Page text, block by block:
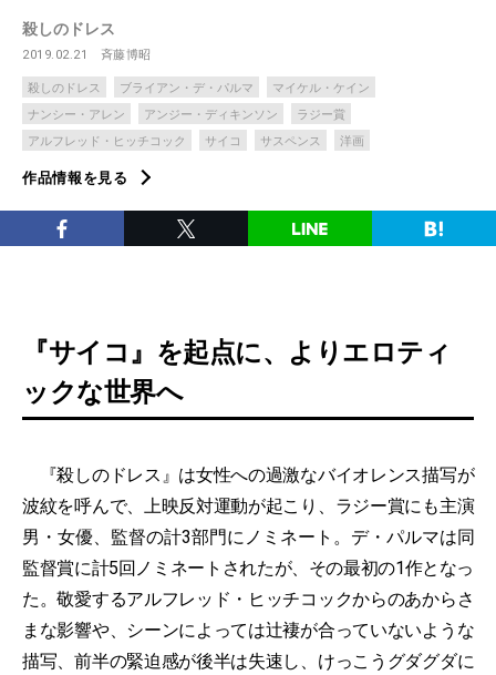
殺しのドレス
2019.02.21 斉藤博昭
殺しのドレス ブライアン・デ・パルマ
マイケル・ケイン
ナンシー・アレン
アンジー・ディキンソン
ラジー賞
アルフレッド・ヒッチコック
サイコ サスペンス 洋画
作品情報を見る
『サイコ』を起点に、よりエロティ
ックな世界へ
『殺しのドレス』は女性への過激なバイオレンス描写が
波紋を呼んで、上映反対運動が起こり、ラジー賞にも主演
男・女優、監督の計3部門にノミネート。デ・パルマは同
監督賞に計5回ノミネートされたが、その最初の1作となっ
た。敬愛するアルフレッド・ヒッチコックからのあからさ
まな影響や、シーンによっては辻褄が合っていないような
描写、前半の緊迫感が後半は失速し、けっこうグダグダに